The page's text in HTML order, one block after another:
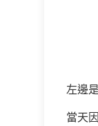
左邊
當天